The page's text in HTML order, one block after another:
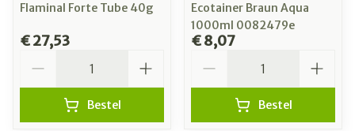
Flaminal Forte Tube 40g
€ 27,53
Bestel
Ecotainer Braun Aqua
1000ml 0082479e
€ 8,07
Bestel